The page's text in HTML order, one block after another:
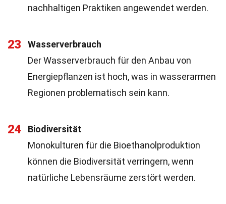
nachhaltigen Praktiken angewendet werden.
23
Wasserverbrauch
Der Wasserverbrauch für den Anbau von
Energiepflanzen ist hoch, was in wasserarmen
Regionen problematisch sein kann.
24
Biodiversität
Monokulturen für die Bioethanolproduktion
können die Biodiversität verringern, wenn
natürliche Lebensräume zerstört werden.